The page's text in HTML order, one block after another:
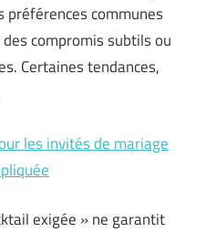
préférences communes
compromis subtils ou
Certaines tendances,
les invités de mariage
exigée » ne garantit